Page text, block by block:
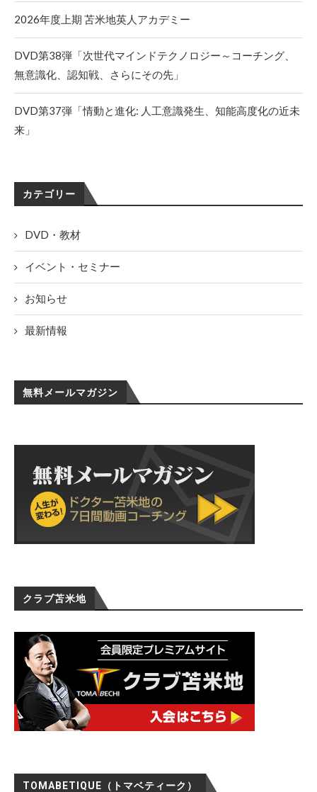
2026年度上期 苫米地英人アカデミー
DVD第38弾「次世代マインドテクノロジー～コーチング、
無意識化、認知戦、さらにその先」
DVD第37弾「情動と進化: 人工意識発生、知能高度化の近未
来」
カテゴリー
DVD・教材
イベント・セミナー
お知らせ
最新情報
無料メールマガジン
クラブ苫米地
TOMABETIQUE（トマベティーク）